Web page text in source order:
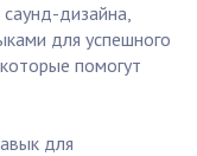
дизайна,
для успешного
помогут
для